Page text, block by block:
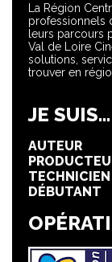
La Région
professionnels
leurs parcours
Val de Loire
solutions,
trouver en
JE SUIS...
AUTEUR
TECHNICIEN
DÉBUTANT